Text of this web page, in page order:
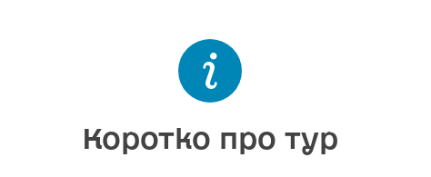
Коротко про тур